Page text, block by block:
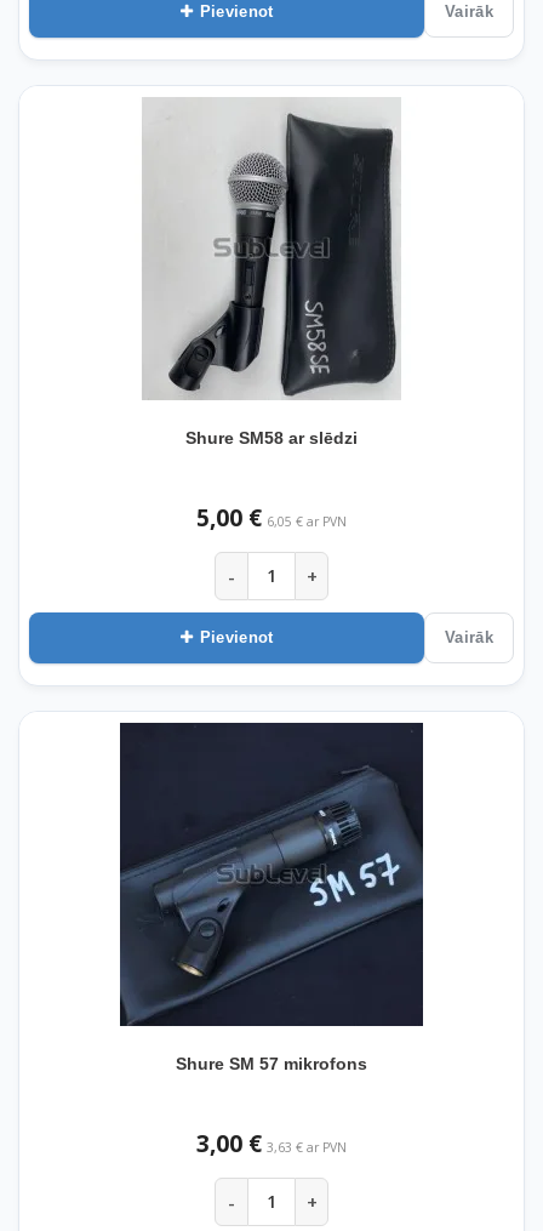
Pievienot Vairāk
Shure SM58 ar slēdzi
5,00 € 6,05 € ar PVN
- +
Pievienot Vairāk
Shure SM 57 mikrofons
3,00 € 3,63 € ar PVN
- +